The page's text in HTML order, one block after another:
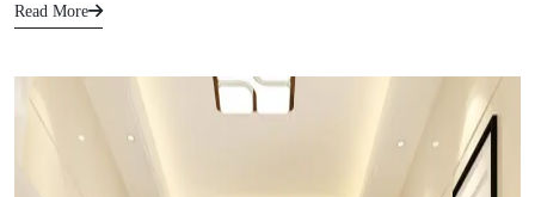
Read More